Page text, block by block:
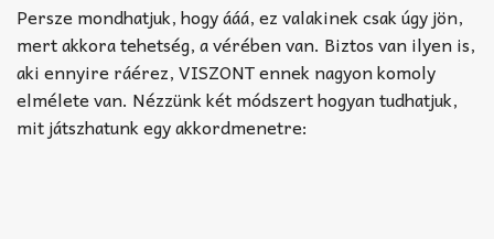
Persze mondhatjuk, hogy ááá, ez valakinek csak úgy jön,
mert akkora tehetség, a vérében van. Biztos van ilyen is,
aki ennyire ráérez, VISZONT ennek nagyon komoly
elmélete van. Nézzünk két módszert hogyan tudhatjuk,
mit játszhatunk egy akkordmenetre: